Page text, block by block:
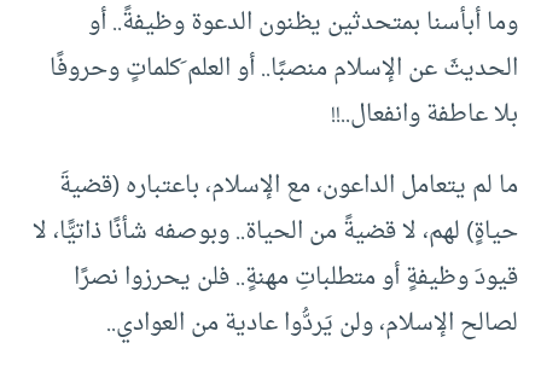
وما أبأسنا بمتحدثين يظنون الدعوة وظيفةً.. أو
الحديثَ عن الإسلام منصبًا.. أو العلم َكلماتٍ وحروفًا
بلا عاطفة وانفعال..!!
ما لم يتعامل الداعون، مع الإسلام، باعتباره (قضيةَ
حياةٍ) لهم، لا قضيةً من الحياة.. وبوصفه شأنًا ذاتيًّا، لا
قيودَ وظيفةٍ أو متطلباتِ مهنةٍ.. فلن يحرزوا نصرًا
لصالح الإسلام، ولن يَردُّوا عادية من العوادي..